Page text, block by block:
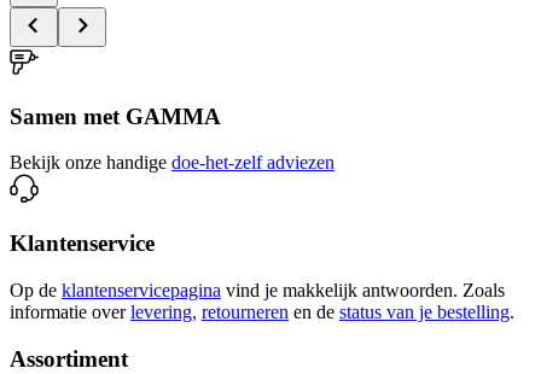
Samen met GAMMA
Bekijk onze handige doe-het-zelf adviezen
Klantenservice
Op de klantenservicepagina vind je makkelijk antwoorden. Zoals
informatie over levering, retourneren en de status van je bestelling.
Assortiment